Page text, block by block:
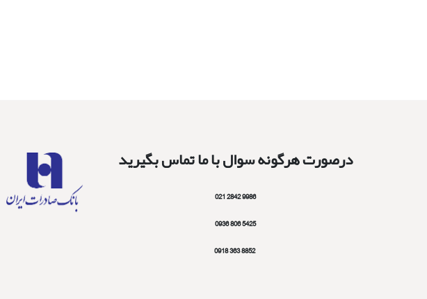
درصورت هرگونه سوال با ما تماس بگیرید
9986 2842 021
5425 806 0936
8852 363 0918